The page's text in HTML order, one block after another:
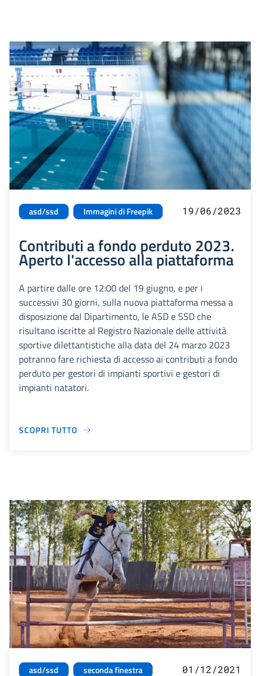
asd/ssd Immagini di Freepik 19/06/2023
Contributi a fondo perduto 2023.
Aperto l'accesso alla piattaforma
A partire dalle ore 12:00 del 19 giugno, e per i
successivi 30 giorni, sulla nuova piattaforma messa a
disposizione dal Dipartimento, le ASD e SSD che
risultano iscritte al Registro Nazionale delle attività
sportive dilettantistiche alla data del 24 marzo 2023
potranno fare richiesta di accesso ai contributi a fondo
perduto per gestori di impianti sportivi e gestori di
impianti natatori.
SCOPRI TUTTO
asd/ssd
seconda finestra
01/12/2021